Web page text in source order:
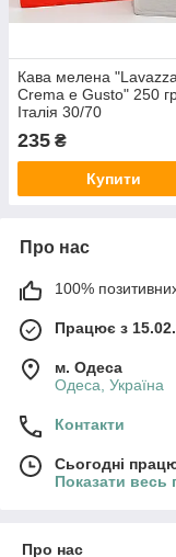
Кава мелена "Lavazza
Crema e Gusto" 250
Італія 30/70
235 ₴
Купити
Про нас
100% позитивних
Працює з
м. Одеса
Одеса, Україна
Контакти
Сьогодні
Показати весь
Про нас